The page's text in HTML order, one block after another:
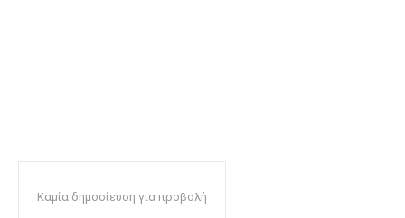
Καμία δημοσίευση για προβολή